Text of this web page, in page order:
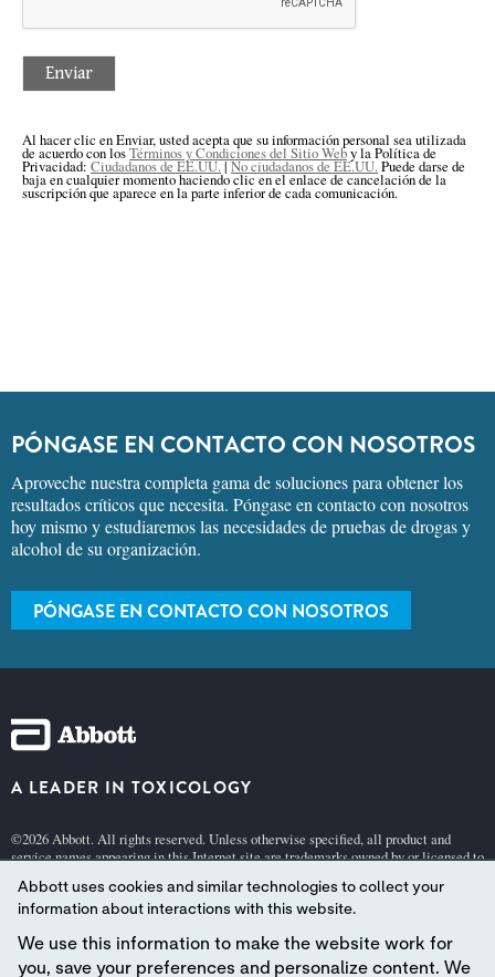
PÓNGASE EN CONTACTO CON NOSOTROS
Aproveche nuestra completa gama de soluciones para obtener los
resultados críticos que necesita. Póngase en contacto con nosotros
hoy mismo y estudiaremos las necesidades de pruebas de drogas y
alcohol de su organización.
PÓNGASE EN CONTACTO CON NOSOTROS
A LEADER IN TOXICOLOGY
©2026 Abbott. All rights reserved. Unless otherwise specified, all product and
service names appearing in this Internet site are trademarks owned by or licensed to
trade dress in this site may be made without the prior written authorization of
Abbott, except to identify the product or services of the company.
This website is governed by applicable U.S. laws and governmental regulations.
The products and information contained herewith may not be accessible in all
Abbott uses cookies and similar technologies to collect your
information about interactions with this website.
We use this information to make the website work for
you, save your preferences and personalize content. We